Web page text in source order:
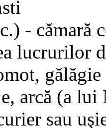
- cămară
lucrurilor
gălăgie
arcă (a lui
sau